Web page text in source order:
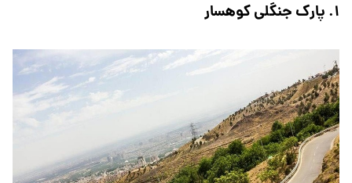
۱. پارک جنگلی کوهسار